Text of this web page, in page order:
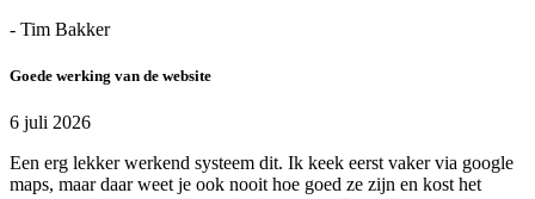
- Tim Bakker
Goede werking van de website
6 juli 2026
Een erg lekker werkend systeem dit. Ik keek eerst vaker via google
maps, maar daar weet je ook nooit hoe goed ze zijn en kost het